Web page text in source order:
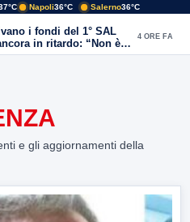
Napoli36°C Salerno36°C
i fondi del 1° SAL
in ritardo: “Non è
4 ORE FA
e gli aggiornamenti della